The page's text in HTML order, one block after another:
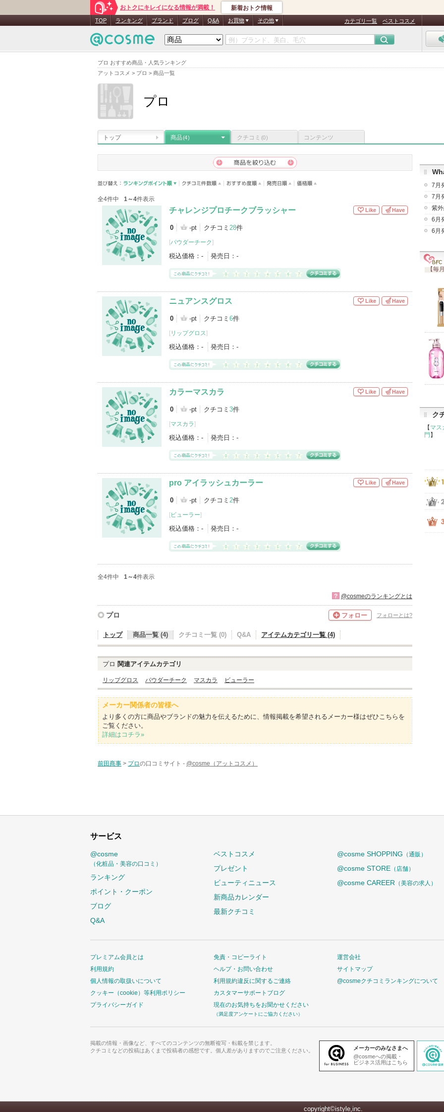
プロ おすすめ商品・人気ランキング
アットコスメ > プロ > 商品一覧
おトクにキレイになる情報が満載！ 新着おトク情報
TOP ランキング ブランド ブログ Q&A お買物 その他 カテゴリ一覧 ベストコスメ
プロ
トップ 商品(4) クチコミ (0) コンテンツ
全4件中 1～4件表示
チャレンジプロチークブラッシャー
0 -pt クチコミ 28件
[パウダーチーク]
税込価格： - 発売日： -
Like Have
ニュアンスグロス
0 -pt クチコミ 6件
[ リップグロス]
税込価格： - 発売日： -
Like Have
カラーマスカラ
0 -pt クチコミ 3件
[マスカラ]
税込価格： - 発売日： -
Like Have
pro アイラッシュカーラー
0 -pt クチコミ 2件
[ビューラー]
税込価格： - 発売日： -
Like Have
全4件中 1～4件表示
? @cosmeのランキングとは
プロ フォロー フォローとは?
トップ 商品一覧 (4) クチコミ一覧 (0) Q&A アイテムカテゴリ一覧 (4)
プロ 関連アイテムカテゴリ
リップグロス パウダーチーク マスカラ ビューラー
メーカー関係者の皆様へ
より多くの方に商品やブランドの魅力を伝えるために、情報掲載を希望されるメーカー様はぜひこちらを
ご覧ください。
詳細はコチラ»
前田商事 > プロの口コミサイト - @cosme（アットコスメ）
7月
7月
紫
6月
6月
【毎
ク
【マス
門】
サービス
@cosme
（化粧品・美容の口コミ）
ランキング
ポイント・クーポン
ブログ
Q&A
ベストコスメ
プレゼント
ビューティニュース
新商品カレンダー
最新クチコミ
@cosme SHOPPING （通販）
@cosme STORE （店舗）
@cosme CAREER （美容の求人）
プレミアム会員とは
利用規約
個人情報の取扱いについて
クッキー（cookie）等利用ポリシー
プライバシーガイド
免責・コピーライト
ヘルプ・お問い合わせ
利用規約違反に関するご連絡
カスタマーサポートブログ
現在のお気持ちをお聞かせください
（満足度アンケートにご協力ください）
運営会社
サイトマップ
@cosmeクチコミランキングについて
掲載の情報・画像など、すべてのコンテンツの無断複写・転載を禁じます。
クチコミなどの投稿はあくまで投稿者の感想です。個人差がありますのでご注意ください。
メーカーのみなさまへ
@cosmeへの掲載・
ビジネス活用はこちら
copyright©istyle,inc.